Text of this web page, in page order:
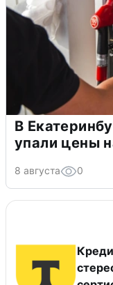
В
упали цены
8 августа 0